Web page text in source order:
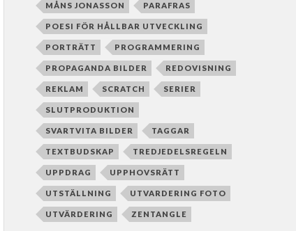
MÅNS JONASSON PARAFRAS
POESI FÖR HÅLLBAR UTVECKLING
PORTRÄTT PROGRAMMERING
PROPAGANDA BILDER REDOVISNING
REKLAM SCRATCH SERIER
SLUTPRODUKTION
SVARTVITA BILDER TAGGAR
TEXTBUDSKAP TREDJEDELSREGELN
UPPDRAG UPPHOVSRÄTT
UTSTÄLLNING UTVARDERING FOTO
UTVÄRDERING ZENTANGLE